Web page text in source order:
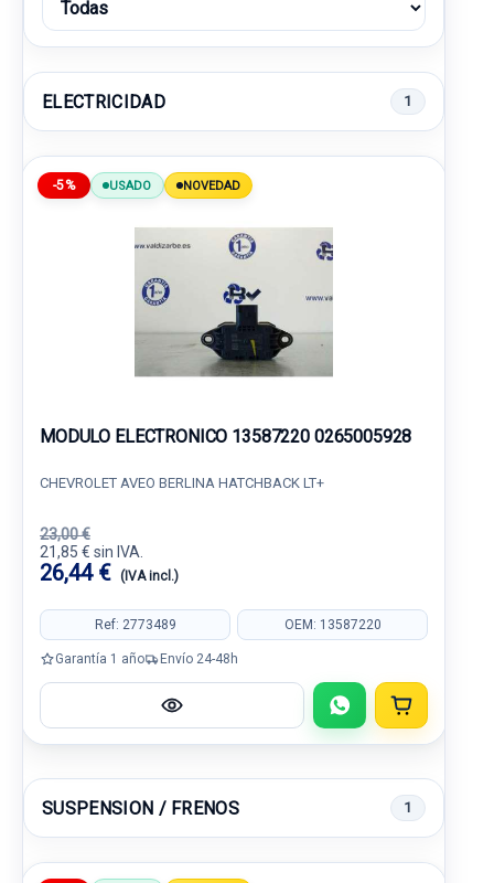
ELECTRICIDAD 1
-5% USADO NOVEDAD
MODULO ELECTRONICO 13587220 0265005928
CHEVROLET AVEO BERLINA HATCHBACK LT+
23,00 €
21,85 € sin IVA.
26,44 € (IVA incl.)
Ref: 2773489 OEM: 13587220
Garantía 1 año Envío 24-48h
SUSPENSION / FRENOS 1